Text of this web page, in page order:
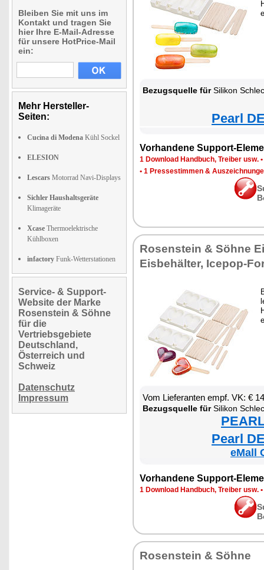
Bleiben Sie mit uns im
Kontakt und tragen Sie
hier Ihre E-Mail-Adresse
für unsere HotPrice-Mail
ein:
Mehr Hersteller-
Seiten:
Cucina di Modena Kühl Sockel
ELESION
Lescars Motorrad Navi-Displays
Sichler Haushaltsgeräte
Klimageräte
Xcase Thermoelektrische
Kühlboxen
infactory Funk-Wetterstationen
Service- & Support-
Website der Marke
Rosenstein & Söhne
für die
Vertriebsgebiete
Deutschland,
Österreich und
Schweiz
Datenschutz
Impressum
Bezugsquelle fürSilikon Schleck-
Pearl
Vorhandene Support-
1 Download Handbuch, Treiber usw. •
• 1 Pressestimmen &
Rosenstein & Söhne
Eisbehälter, Icepop-
Vom Lieferanten empf. VK: €
Bezugsquelle fürSilikon Schleck-
Pearl
eMall
Vorhandene Support-
1 Download Handbuch, Treiber usw. •
Rosenstein & Söhne